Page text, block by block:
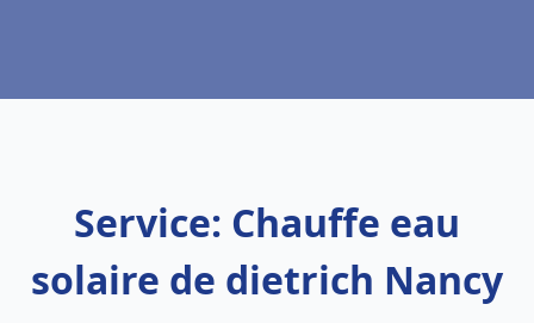
Service: Chauffe eau
solaire de dietrich Nancy